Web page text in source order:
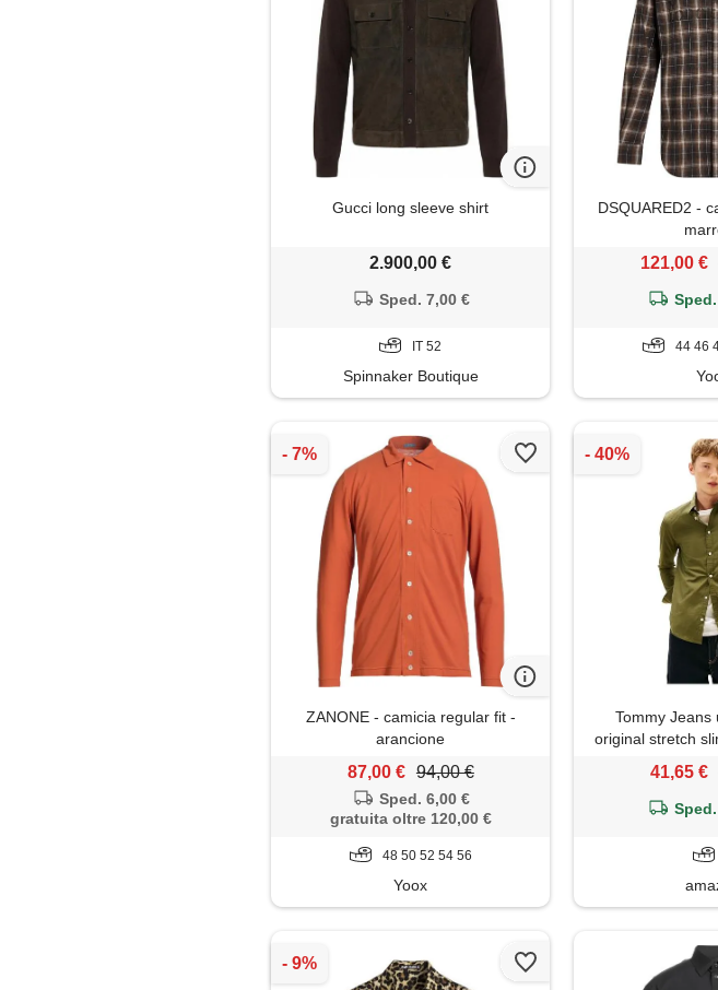
Gucci long sleeve shirt
2.900,00 €
Sped. 7,00 €
IT 52
Spinnaker Boutique
DSQUARED2 -
121,00 €
44 46
ZANONE - camicia regular fit -
arancione
87,00 € 94,00 €
Sped. 6,00 €
gratuita oltre 120,00 €
48 50 52 54 56
Yoox
Tommy Jeans
original stretch
41,65 €